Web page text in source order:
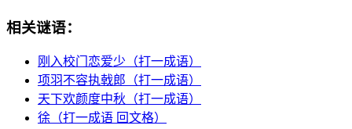
相关谜语：
刚入校门恋爱少（打一成语）
项羽不容执戟郎（打一成语）
天下欢颜度中秋（打一成语）
徐（打一成语 回文格）